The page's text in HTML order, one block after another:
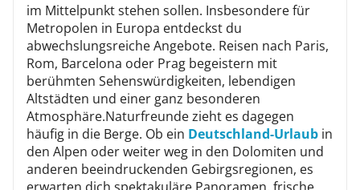
im Mittelpunkt stehen sollen. Insbesondere für
Metropolen in Europa entdeckst du
abwechslungsreiche Angebote. Reisen nach Paris,
Rom, Barcelona oder Prag begeistern mit
berühmten Sehenswürdigkeiten, lebendigen
Altstädten und einer ganz besonderen
Atmosphäre.Naturfreunde zieht es dagegen
häufig in die Berge. Ob ein Deutschland-Urlaub in
den Alpen oder weiter weg in den Dolomiten und
anderen beeindruckenden Gebirgsregionen, es